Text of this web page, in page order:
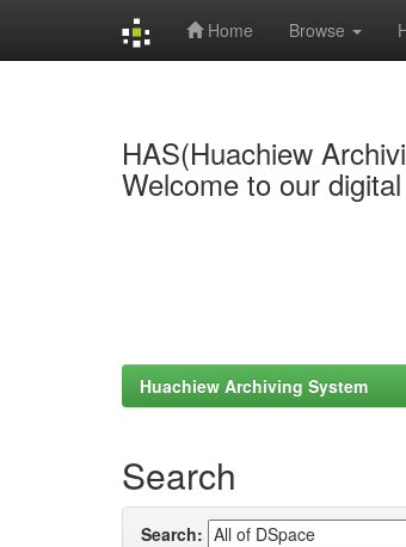
Home Browse
HAS(Huachiew
Welcome to our
Huachiew Archiving System
Search
Search: